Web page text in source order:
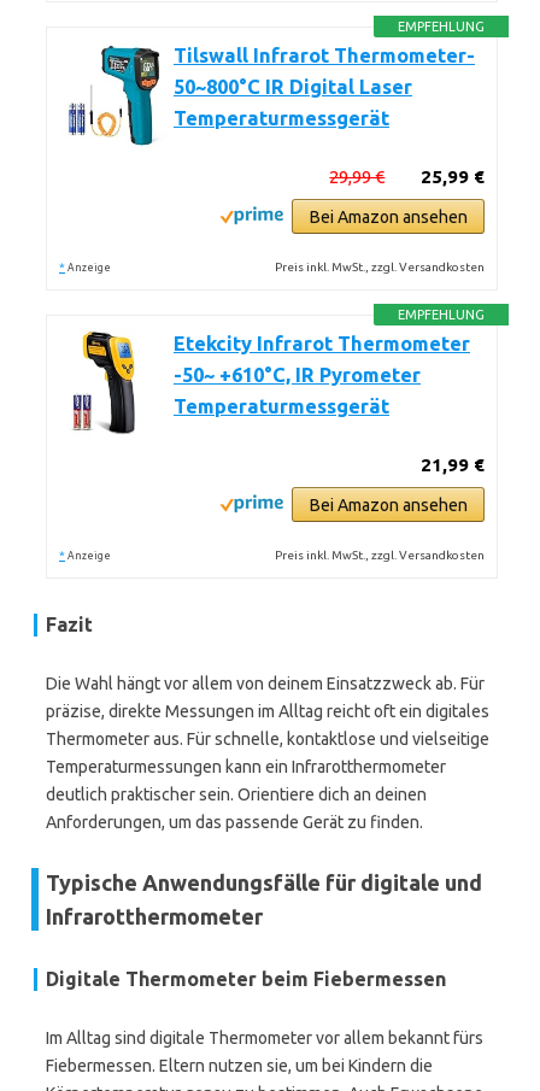
EMPFEHLUNG
Tilswall Infrarot Thermometer-
50~800°C IR Digital Laser
Temperaturmessgerät
25,99 €
29,99 €
Bei Amazon ansehen
* Anzeige Preis inkl. MwSt., zzgl. Versandkosten
EMPFEHLUNG
Etekcity Infrarot Thermometer
-50~ +610°C, IR Pyrometer
Temperaturmessgerät
21,99 €
Bei Amazon ansehen
* Anzeige Preis inkl. MwSt., zzgl. Versandkosten
Fazit
Die Wahl hängt vor allem von deinem Einsatzzweck ab. Für
präzise, direkte Messungen im Alltag reicht oft ein digitales
Thermometer aus. Für schnelle, kontaktlose und vielseitige
Temperaturmessungen kann ein Infrarotthermometer
deutlich praktischer sein. Orientiere dich an deinen
Anforderungen, um das passende Gerät zu finden.
Typische Anwendungsfälle für digitale und
Infrarotthermometer
Digitale Thermometer beim Fiebermessen
Im Alltag sind digitale Thermometer vor allem bekannt fürs
Fiebermessen. Eltern nutzen sie, um bei Kindern die